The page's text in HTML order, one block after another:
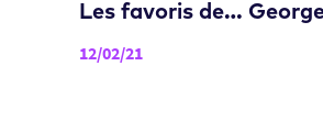
Les favoris de…
12/02/21